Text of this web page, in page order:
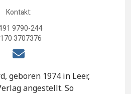
Kontakt:
9790-244
3707376
geboren 1974 in Leer,
angestellt. So